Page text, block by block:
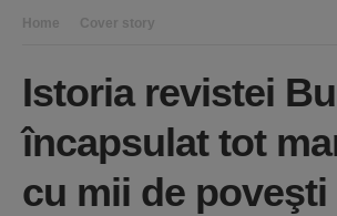
Home Cover story
Istoria revistei
încapsulat tot
cu mii de